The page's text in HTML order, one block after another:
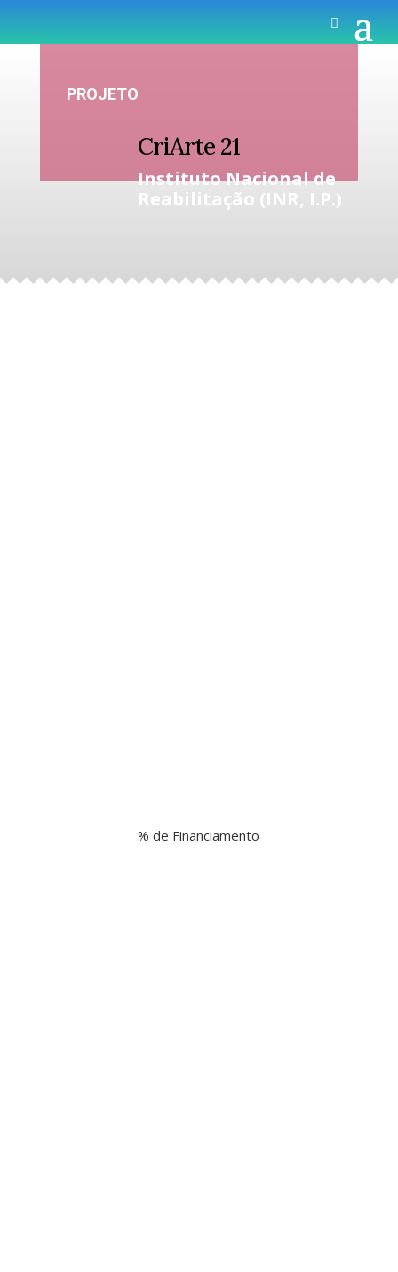
PROJETO
CriArte21
Instituto Nacional de
Reabilitação (INR, I.P.)
% de Financiamento